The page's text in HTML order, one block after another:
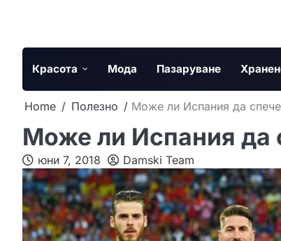
Красота Мода Пазаруване
Home Полезно Може ли Испания да
Може ли Испания да
юни 7, 2018 Damski Team